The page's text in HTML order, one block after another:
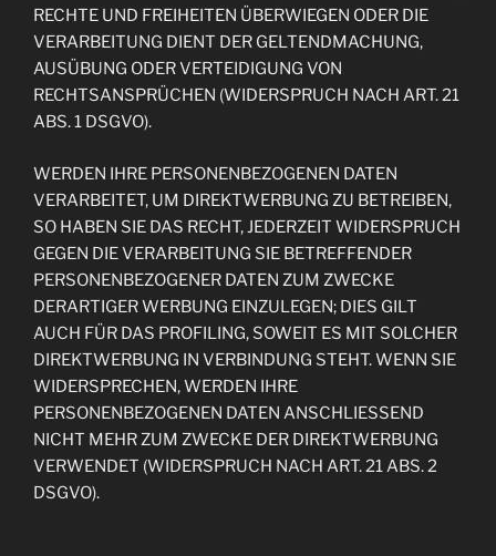
RECHTE UND FREIHEITEN ÜBERWIEGEN ODER DIE
VERARBEITUNG DIENT DER GELTENDMACHUNG,
AUSÜBUNG ODER VERTEIDIGUNG VON
RECHTSANSPRÜCHEN (WIDERSPRUCH NACH ART. 21
ABS. 1 DSGVO).
WERDEN IHRE PERSONENBEZOGENEN DATEN
VERARBEITET, UM DIREKTWERBUNG ZU BETREIBEN,
SO HABEN SIE DAS RECHT, JEDERZEIT WIDERSPRUCH
GEGEN DIE VERARBEITUNG SIE BETREFFENDER
PERSONENBEZOGENER DATEN ZUM ZWECKE
DERARTIGER WERBUNG EINZULEGEN; DIES GILT
AUCH FÜR DAS PROFILING, SOWEIT ES MIT SOLCHER
DIREKTWERBUNG IN VERBINDUNG STEHT. WENN SIE
WIDERSPRECHEN, WERDEN IHRE
PERSONENBEZOGENEN DATEN ANSCHLIESSEND
NICHT MEHR ZUM ZWECKE DER DIREKTWERBUNG
VERWENDET (WIDERSPRUCH NACH ART. 21 ABS. 2
DSGVO).